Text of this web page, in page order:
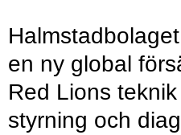
en ny global
Red Lions
styrning och